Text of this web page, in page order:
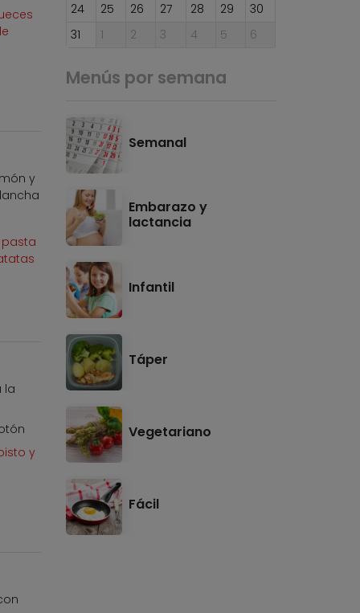
y
pasta
la
y
24
25 26 27 28 29
30
31
1 2 3 4 5 6
Menús por semana
Semanal
Embarazo y
lactancia
Infantil
Táper
Vegetariano
Fácil